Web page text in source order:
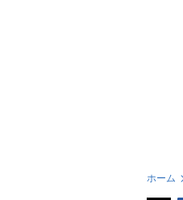
ホーム